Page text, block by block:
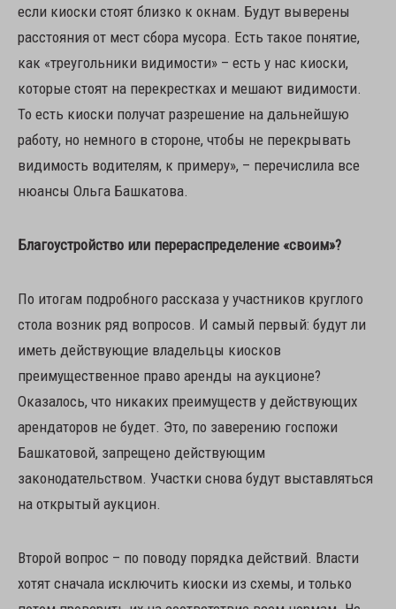
если киоски стоят близко к окнам. Будут выверены
расстояния от мест сбора мусора. Есть такое понятие,
как «треугольники видимости» – есть у нас киоски,
которые стоят на перекрестках и мешают видимости.
То есть киоски получат разрешение на дальнейшую
работу, но немного в стороне, чтобы не перекрывать
видимость водителям, к примеру», – перечислила все
нюансы Ольга Башкатова.
Благоустройство или перераспределение «своим»?
По итогам подробного рассказа у участников круглого
стола возник ряд вопросов. И самый первый: будут ли
иметь действующие владельцы киосков
преимущественное право аренды на аукционе?
Оказалось, что никаких преимуществ у действующих
арендаторов не будет. Это, по заверению госпожи
Башкатовой, запрещено действующим
законодательством. Участки снова будут выставляться
на открытый аукцион.
Второй вопрос – по поводу порядка действий. Власти
хотят сначала исключить киоски из схемы, и только